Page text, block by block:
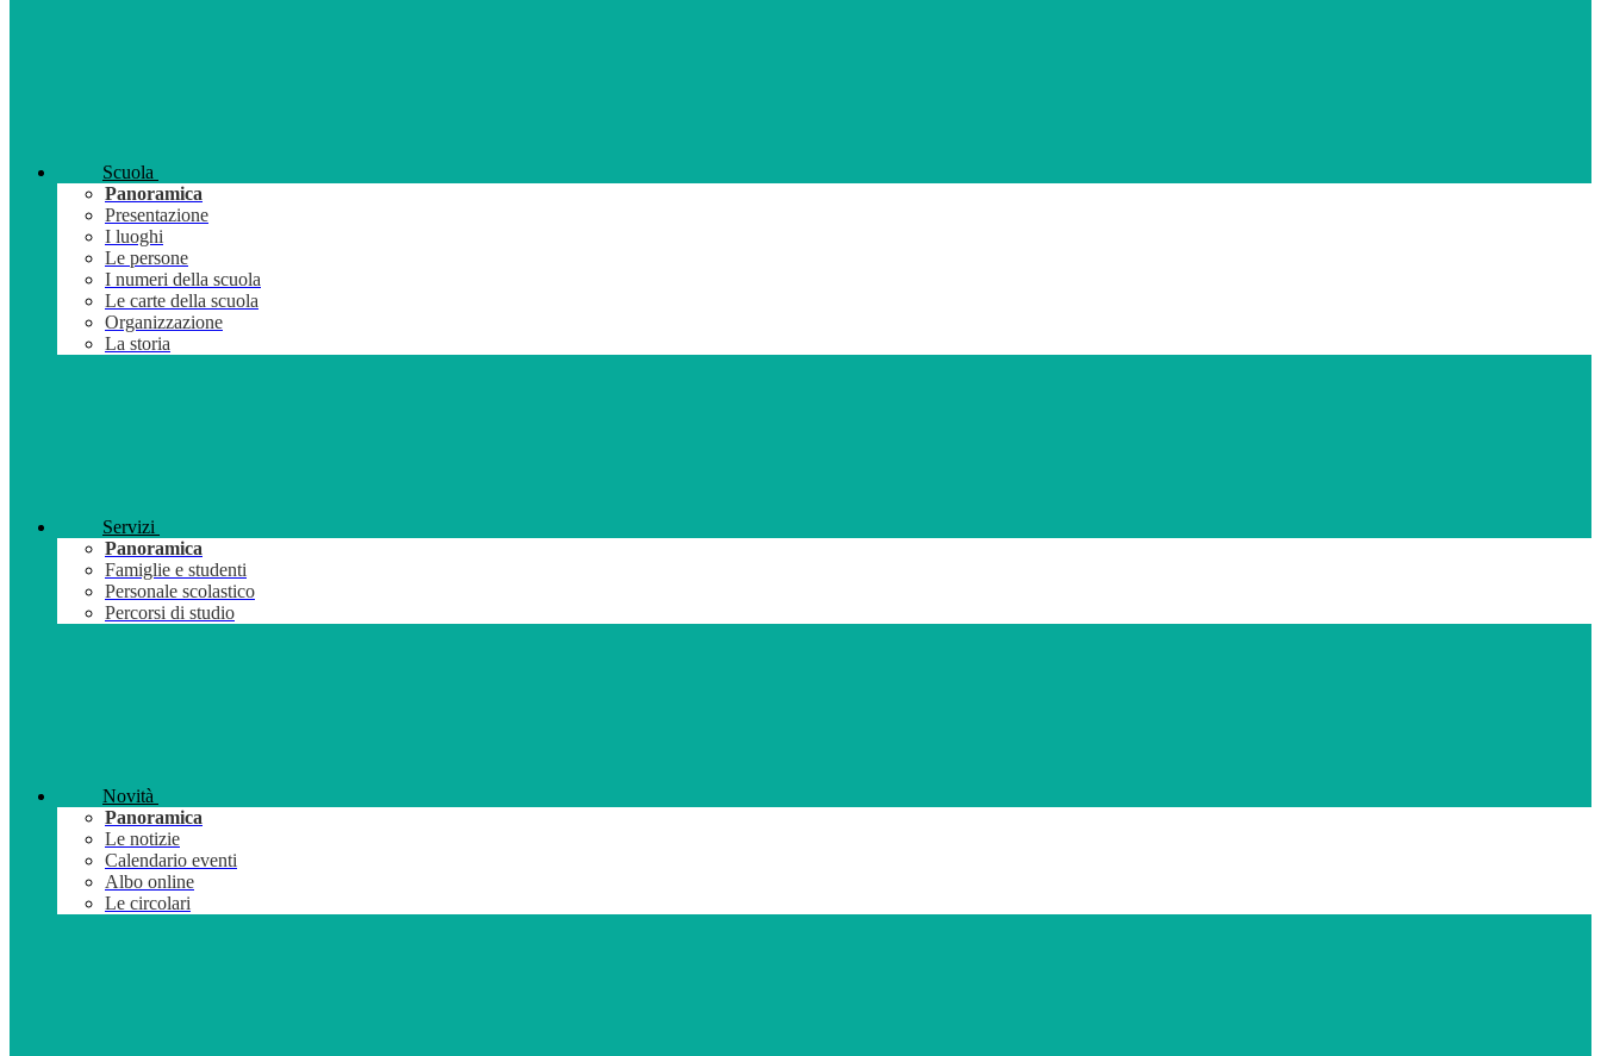
Scuola
Panoramica
Presentazione
I luoghi
Le persone
I numeri della scuola
Le carte della scuola
Organizzazione
La storia
Servizi
Panoramica
Famiglie e studenti
Personale scolastico
Percorsi di studio
Novità
Panoramica
Le notizie
Calendario eventi
Albo online
Le circolari